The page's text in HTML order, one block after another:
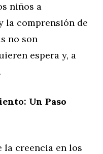
niños a
la comprensión de
no son
espera y, a
Un Paso
la creencia en los